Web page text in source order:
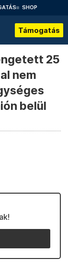
SHOP
Támogatás
25
nem
belül